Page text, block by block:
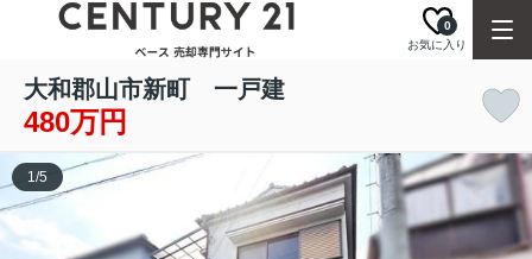
お気に入り
0
大和郡山市新町 一戸建
480万円
1/5